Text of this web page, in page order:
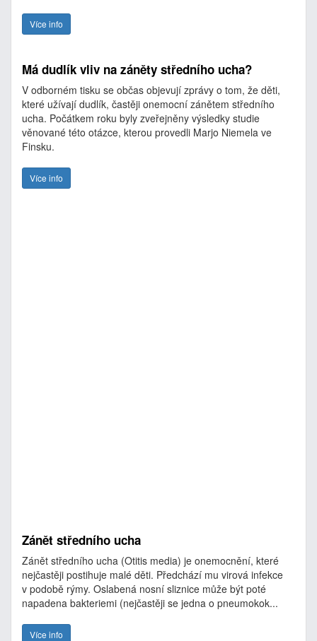
Více info
Má dudlík vliv na záněty středního ucha?
V odborném tisku se občas objevují zprávy o tom, že děti,
které užívají dudlík, častěji onemocní zánětem středního
ucha. Počátkem roku byly zveřejněny výsledky studie
věnované této otázce, kterou provedli Marjo Niemela ve
Finsku.
Více info
Zánět středního ucha
Zánět středního ucha (Otitis media) je onemocnění, které
nejčastěji postihuje malé děti. Předchází mu virová infekce
v podobě rýmy. Oslabená nosní sliznice může být poté
napadena bakteriemi (nejčastěji se jedna o pneumokok...
Více info